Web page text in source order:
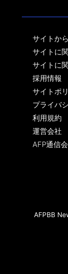
サイトか
サイトに
サイトに
採用情報
サイトポ
プライバ
利用規約
運営会社
AFP通信
AFPBB